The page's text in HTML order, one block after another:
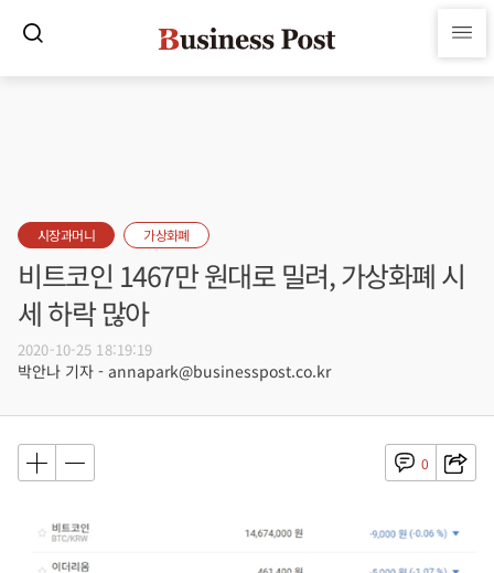
시장과머니 가상화폐
비트코인 1467만 원대로 밀려, 가상화폐 시
세 하락 많아
2020-10-25 18:19:19
박안나 기자 - annapark@businesspost.co.kr
0